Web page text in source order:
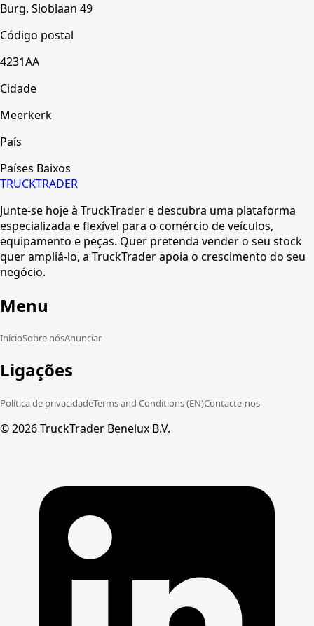
Burg. Sloblaan 49
Código postal
4231AA
Cidade
Meerkerk
País
Países Baixos
TRUCKTRADER
Junte-se hoje à TruckTrader e descubra uma plataforma
especializada e flexível para o comércio de veículos,
equipamento e peças. Quer pretenda vender o seu stock
quer ampliá-lo, a TruckTrader apoia o crescimento do seu
negócio.
Menu
InícioSobre nósAnunciar
Ligações
Política de privacidadeTerms and Conditions (EN)Contacte-nos
© 2026 TruckTrader Benelux B.V.